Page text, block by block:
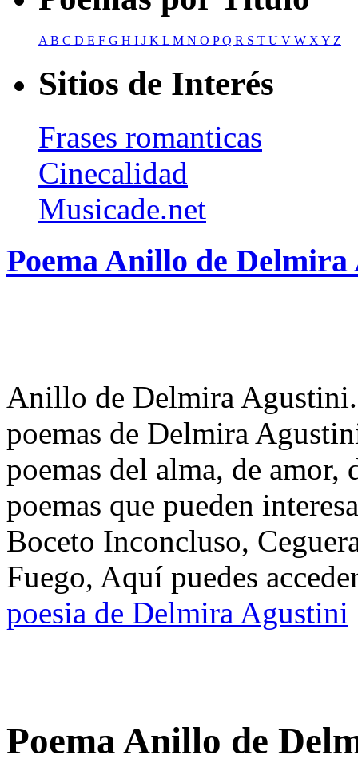
A B C D E F G H I J K L M N O PQ R S T U V W X Y Z
Sitios de Interés
Frases romanticas
Cinecalidad
Musicade.net
Poema Anillo de
Anillo de Delmira
poemas de Delmira
poemas del alma, de
poemas que pueden
Boceto Inconcluso,
Fuego, Aquí puedes
poesia de Delmira Agustini
Poema Anillo de